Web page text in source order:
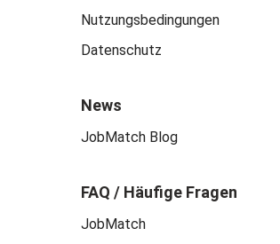
Nutzungsbedingungen
Datenschutz
News
JobMatch Blog
FAQ / Häufige Fragen
JobMatch